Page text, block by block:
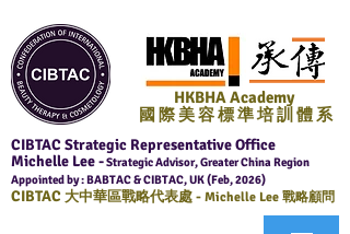
HKBHA Academy
國 際 美 容 標 準 培 訓 體 系
CIBTAC Strategic Representative Office
Michelle Lee -Strategic Advisor, Greater China Region
Appointed by : BABTAC & CIBTAC, UK (Feb, 2026)
CIBTAC大中華區戰略代表處 - Michelle Lee 戰略顧問